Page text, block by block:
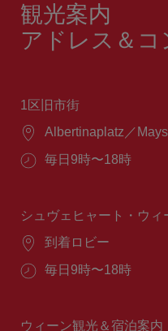
観光案内
アドレス＆コ
1区旧市街
場
Albertinaplatz／
営
間：
毎日9時〜18時
シュヴェヒャート・ウィ
場
到着ロビー
営
間：
毎日9時〜18時
ウィーン観光＆宿泊案内